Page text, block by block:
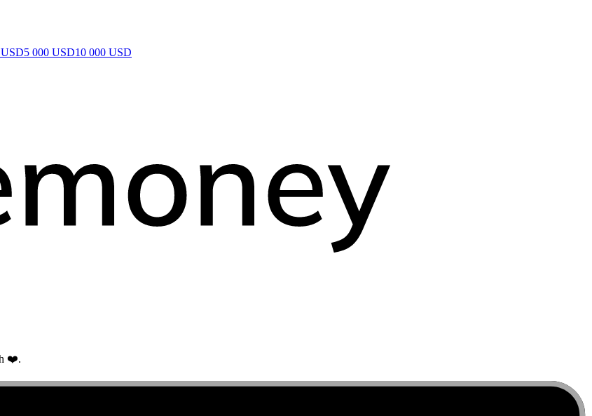
5 000 USD10 000 USD
❤️.